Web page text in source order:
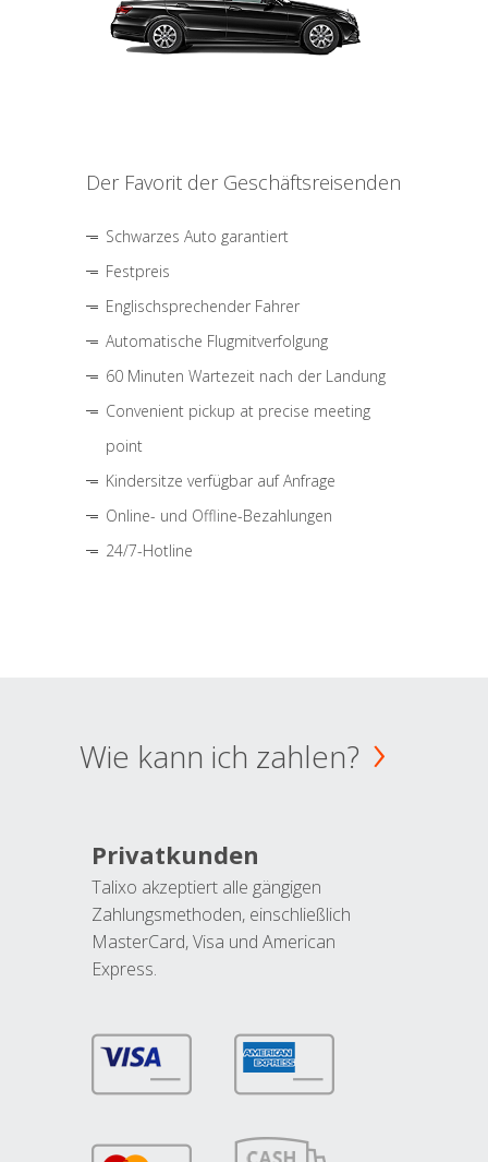
Der Favorit der Geschäftsreisenden
Schwarzes Auto garantiert
Festpreis
Englischsprechender Fahrer
Automatische Flugmitverfolgung
60 Minuten Wartezeit nach der Landung
Convenient pickup at precise meeting
point
Kindersitze verfügbar auf Anfrage
Online- und Offline-Bezahlungen
24/7-Hotline
Wie kann ich zahlen?
Privatkunden
Talixo akzeptiert alle gängigen
Zahlungsmethoden, einschließlich
MasterCard, Visa und American
Express.